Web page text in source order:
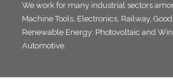
We work for many industrial sectors
Machine Tools, Electronics, Railway,
Renewable Energy: Photovoltaic and
Automotive.